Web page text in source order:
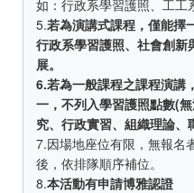
如：行政系學習護照、工工
5.若為演講式課程，僅能擇
行政系學習護照、社會創
展。
6.若為一般課程之課程演講
一，不列入學習護照點數(
究、行政實習、組織理論、
7.因場地座位有限，無報名
後，依排隊順序補位。
8.本活動有申請博雅認證